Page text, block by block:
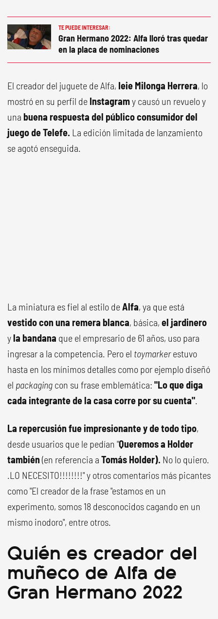
TE PUEDE INTERESAR:
Gran Hermano 2022: Alfa lloró tras quedar
en la placa de nominaciones
El creador del juguete de Alfa, Ieie Milonga Herrera, lo
mostró en su perfil de Instagramy causó un revuelo y
una buena respuesta del público consumidor del
juego de Telefe. La edición limitada de lanzamiento
se agotó enseguida.
La miniatura es fiel al estilo deAlfa, ya que está
vestido con una remera blanca, básica, el jardinero
yla bandana que el empresario de 61 años, uso para
ingresar a la competencia. Pero el toymarkerestuvo
hasta en los mínimos detalles como por ejemplo diseñó
el packaging con su frase emblemática: "Lo que diga
cada integrante de la casa corre por su cuenta".
La repercusión fue impresionante y de todo tipo,
desde usuarios que le pedían "Queremos a Holder
también (en referencia a Tomás Holder). No lo quiero.
.LO NECESITO!!!!!!!!" y otros comentarios más picantes
como "El creador de la frase "estamos en un
experimento, somos 18 desconocidos cagando en un
mismo inodoro", entre otros.
Quién es creador del
muñeco de Alfa de
Gran Hermano 2022